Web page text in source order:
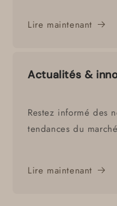
Lire maintenant
Actualités &
Restez informé des
tendances du
Lire maintenant